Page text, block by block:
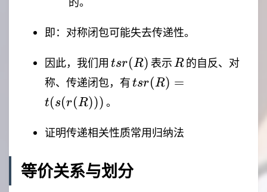
即：对称闭包可能失去传递性。
因此，我们用 tsr(R)
tsr(R) 表示 R
R的自反、对
称、传递闭包，有tsr(R)=t(s(r(R)))
tsr(R) =
t(s(r(R))) 。
证明传递相关性质常用归纳法
等价关系与划分